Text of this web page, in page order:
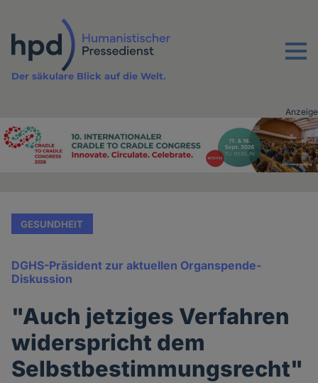
Inhalt
Menu
Der säkulare Blick auf die Welt.
Advertising
Anzeige
GESUNDHEIT
DGHS-Präsident zur aktuellen Organspende-
Diskussion
"Auch jetziges Verfahren
widerspricht dem
Selbstbestimmungsrecht"